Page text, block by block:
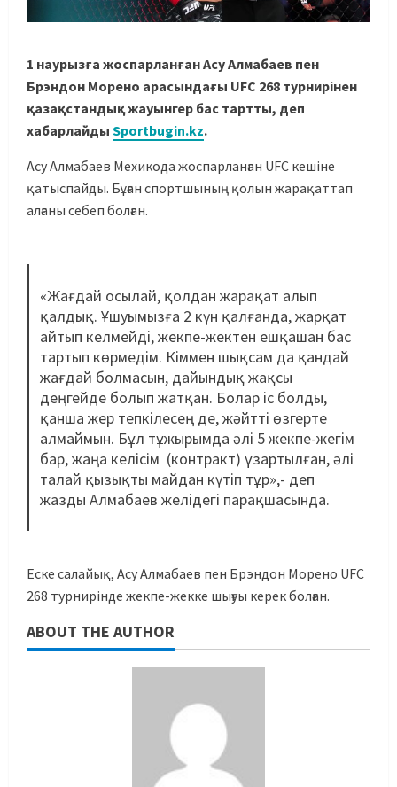
1 наурызға жоспарланған Асу Алмабаев пен
Брэндон Морено арасындағы UFC 268 турнирінен
қазақстандық жауынгер бас тартты, деп
хабарлайды Sportbugin.kz.
Асу Алмабаев Мехикода жоспарланған UFC кешіне
қатыспайды. Бұған спортшының қолын жарақаттап
алғаны себеп болған.
«Жағдай осылай, қолдан жарақат алып
қалдық. Ұшуымызға 2 күн қалғанда, жарқат
айтып келмейді, жекпе-жектен ешқашан бас
тартып көрмедім. Кіммен шықсам да қандай
жағдай болмасын, дайындық жақсы
деңгейде болып жатқан. Болар іс болды,
қанша жер тепкілесең де, жәйтті өзгерте
алмаймын. Бұл тұжырымда әлі 5 жекпе-жегім
бар, жаңа келісім (контракт) ұзартылған, әлі
талай қызықты майдан күтіп тұр»,- деп
жазды Алмабаев желідегі парақшасында.
Еске салайық, Асу Алмабаев пен Брэндон Морено UFC
268 турнирінде жекпе-жекке шығуы керек болған.
ABOUT THE AUTHOR